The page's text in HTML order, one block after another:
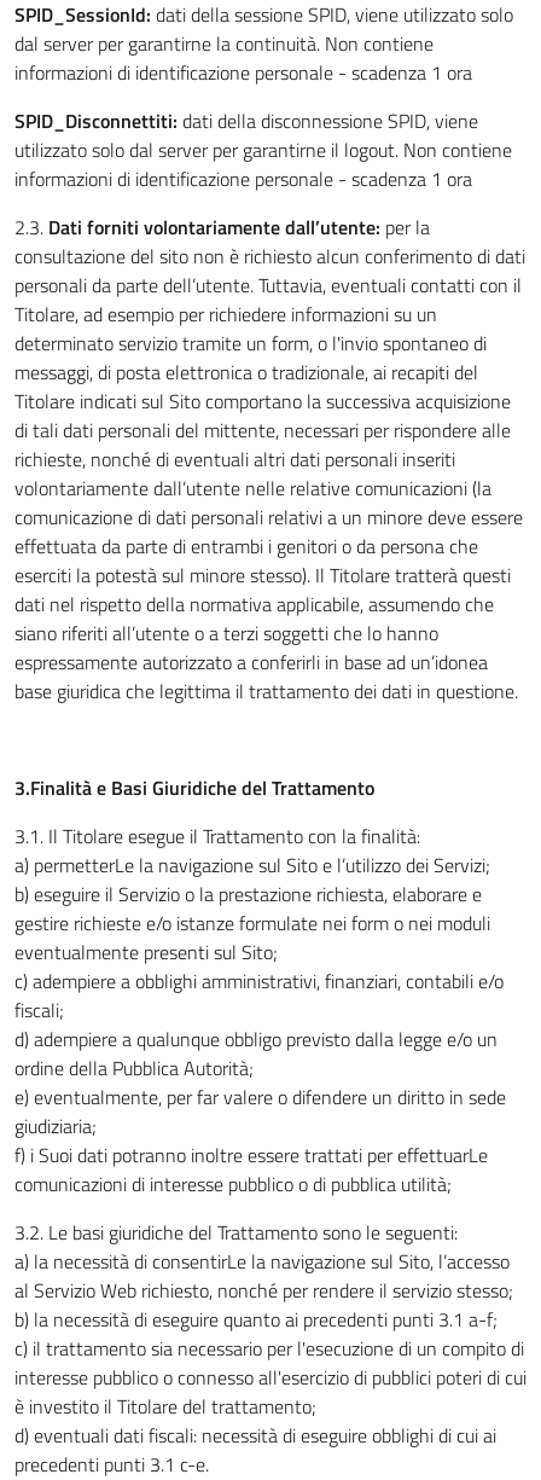
SPID_SessionId: dati della sessione SPID, viene utilizzato solo
dal server per garantirne la continuità. Non contiene
informazioni di identificazione personale - scadenza 1 ora
SPID_Disconnettiti: dati della disconnessione SPID, viene
utilizzato solo dal server per garantirne il logout. Non contiene
informazioni di identificazione personale - scadenza 1 ora
2.3. Dati forniti volontariamente dall’utente: per la
consultazione del sito non è richiesto alcun conferimento di dati
personali da parte dell’utente. Tuttavia, eventuali contatti con il
Titolare, ad esempio per richiedere informazioni su un
determinato servizio tramite un form, o l'invio spontaneo di
messaggi, di posta elettronica o tradizionale, ai recapiti del
Titolare indicati sul Sito comportano la successiva acquisizione
di tali dati personali del mittente, necessari per rispondere alle
richieste, nonché di eventuali altri dati personali inseriti
volontariamente dall’utente nelle relative comunicazioni (la
comunicazione di dati personali relativi a un minore deve essere
effettuata da parte di entrambi i genitori o da persona che
eserciti la potestà sul minore stesso). Il Titolare tratterà questi
dati nel rispetto della normativa applicabile, assumendo che
siano riferiti all’utente o a terzi soggetti che lo hanno
espressamente autorizzato a conferirli in base ad un’idonea
base giuridica che legittima il trattamento dei dati in questione.
3.Finalità e Basi Giuridiche del Trattamento
3.1. Il Titolare esegue il Trattamento con la finalità:
a) permetterLe la navigazione sul Sito e l’utilizzo dei Servizi;
b) eseguire il Servizio o la prestazione richiesta, elaborare e
gestire richieste e/o istanze formulate nei form o nei moduli
eventualmente presenti sul Sito;
c) adempiere a obblighi amministrativi, finanziari, contabili e/o
fiscali;
d) adempiere a qualunque obbligo previsto dalla legge e/o un
ordine della Pubblica Autorità;
e) eventualmente, per far valere o difendere un diritto in sede
giudiziaria;
f) i Suoi dati potranno inoltre essere trattati per effettuarLe
comunicazioni di interesse pubblico o di pubblica utilità;
3.2. Le basi giuridiche del Trattamento sono le seguenti:
a) la necessità di consentirLe la navigazione sul Sito, l’accesso
al Servizio Web richiesto, nonché per rendere il servizio stesso;
b) la necessità di eseguire quanto ai precedenti punti 3.1 a-f;
c) il trattamento sia necessario per l'esecuzione di un compito di
interesse pubblico o connesso all'esercizio di pubblici poteri di cui
è investito il Titolare del trattamento;
d) eventuali dati fiscali: necessità di eseguire obblighi di cui ai
precedenti punti 3.1 c-e.